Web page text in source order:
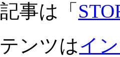
事は「
ンツはイ